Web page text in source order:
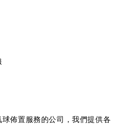
佈置服務的公司，我們提供各